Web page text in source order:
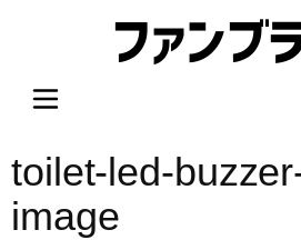
プ
toilet-led-
image